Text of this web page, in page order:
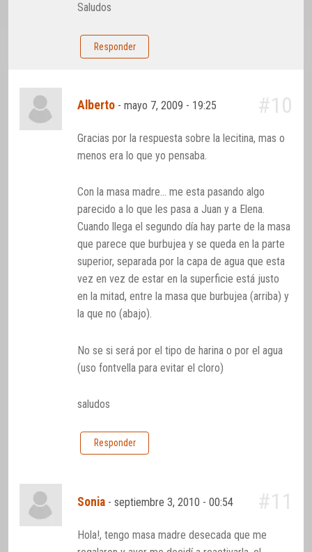
Saludos
Responder
Alberto -mayo 7, 2009 - 19:25 #10
Gracias por la respuesta sobre la lecitina, mas o
menos era lo que yo pensaba.
Con la masa madre… me esta pasando algo
parecido a lo que les pasa a Juan y a Elena.
Cuando llega el segundo día hay parte de la masa
que parece que burbujea y se queda en la parte
superior, separada por la capa de agua que esta
vez en vez de estar en la superficie está justo
en la mitad, entre la masa que burbujea (arriba) y
la que no (abajo).
No se si será por el tipo de harina o por el agua
(uso fontvella para evitar el cloro)
saludos
Responder
Sonia -septiembre 3, 2010 - 00:54 #11
Hola!, tengo masa madre desecada que me